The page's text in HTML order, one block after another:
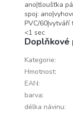
ano|tloušťka
spoj:
PVC/60|vytváří
<1 sec
Kategorie:
Hmotnost:
EAN:
barva:
délka návinu: